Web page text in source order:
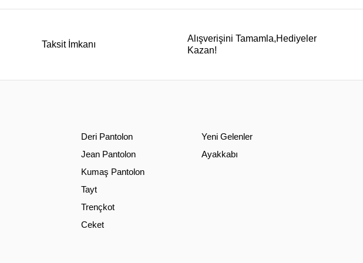
Taksit İmkanı
Alışverişini Tamamla,Hediyeler
Kazan!
Deri Pantolon
Jean Pantolon
Kumaş Pantolon
Tayt
Trençkot
Ceket
Yeni Gelenler
Ayakkabı